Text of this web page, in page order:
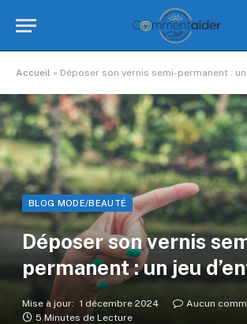
Accueil » Déposer son vernis semi-permanent : un
BLOG MODE/BEAUTÉ
Déposer son vernis
permanent : un jeu
Mise à jour: 1 décembre 2024
Aucun
5 Minutes de Lecture